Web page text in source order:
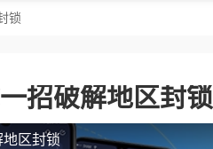
锁
招破解地区封锁
区封锁